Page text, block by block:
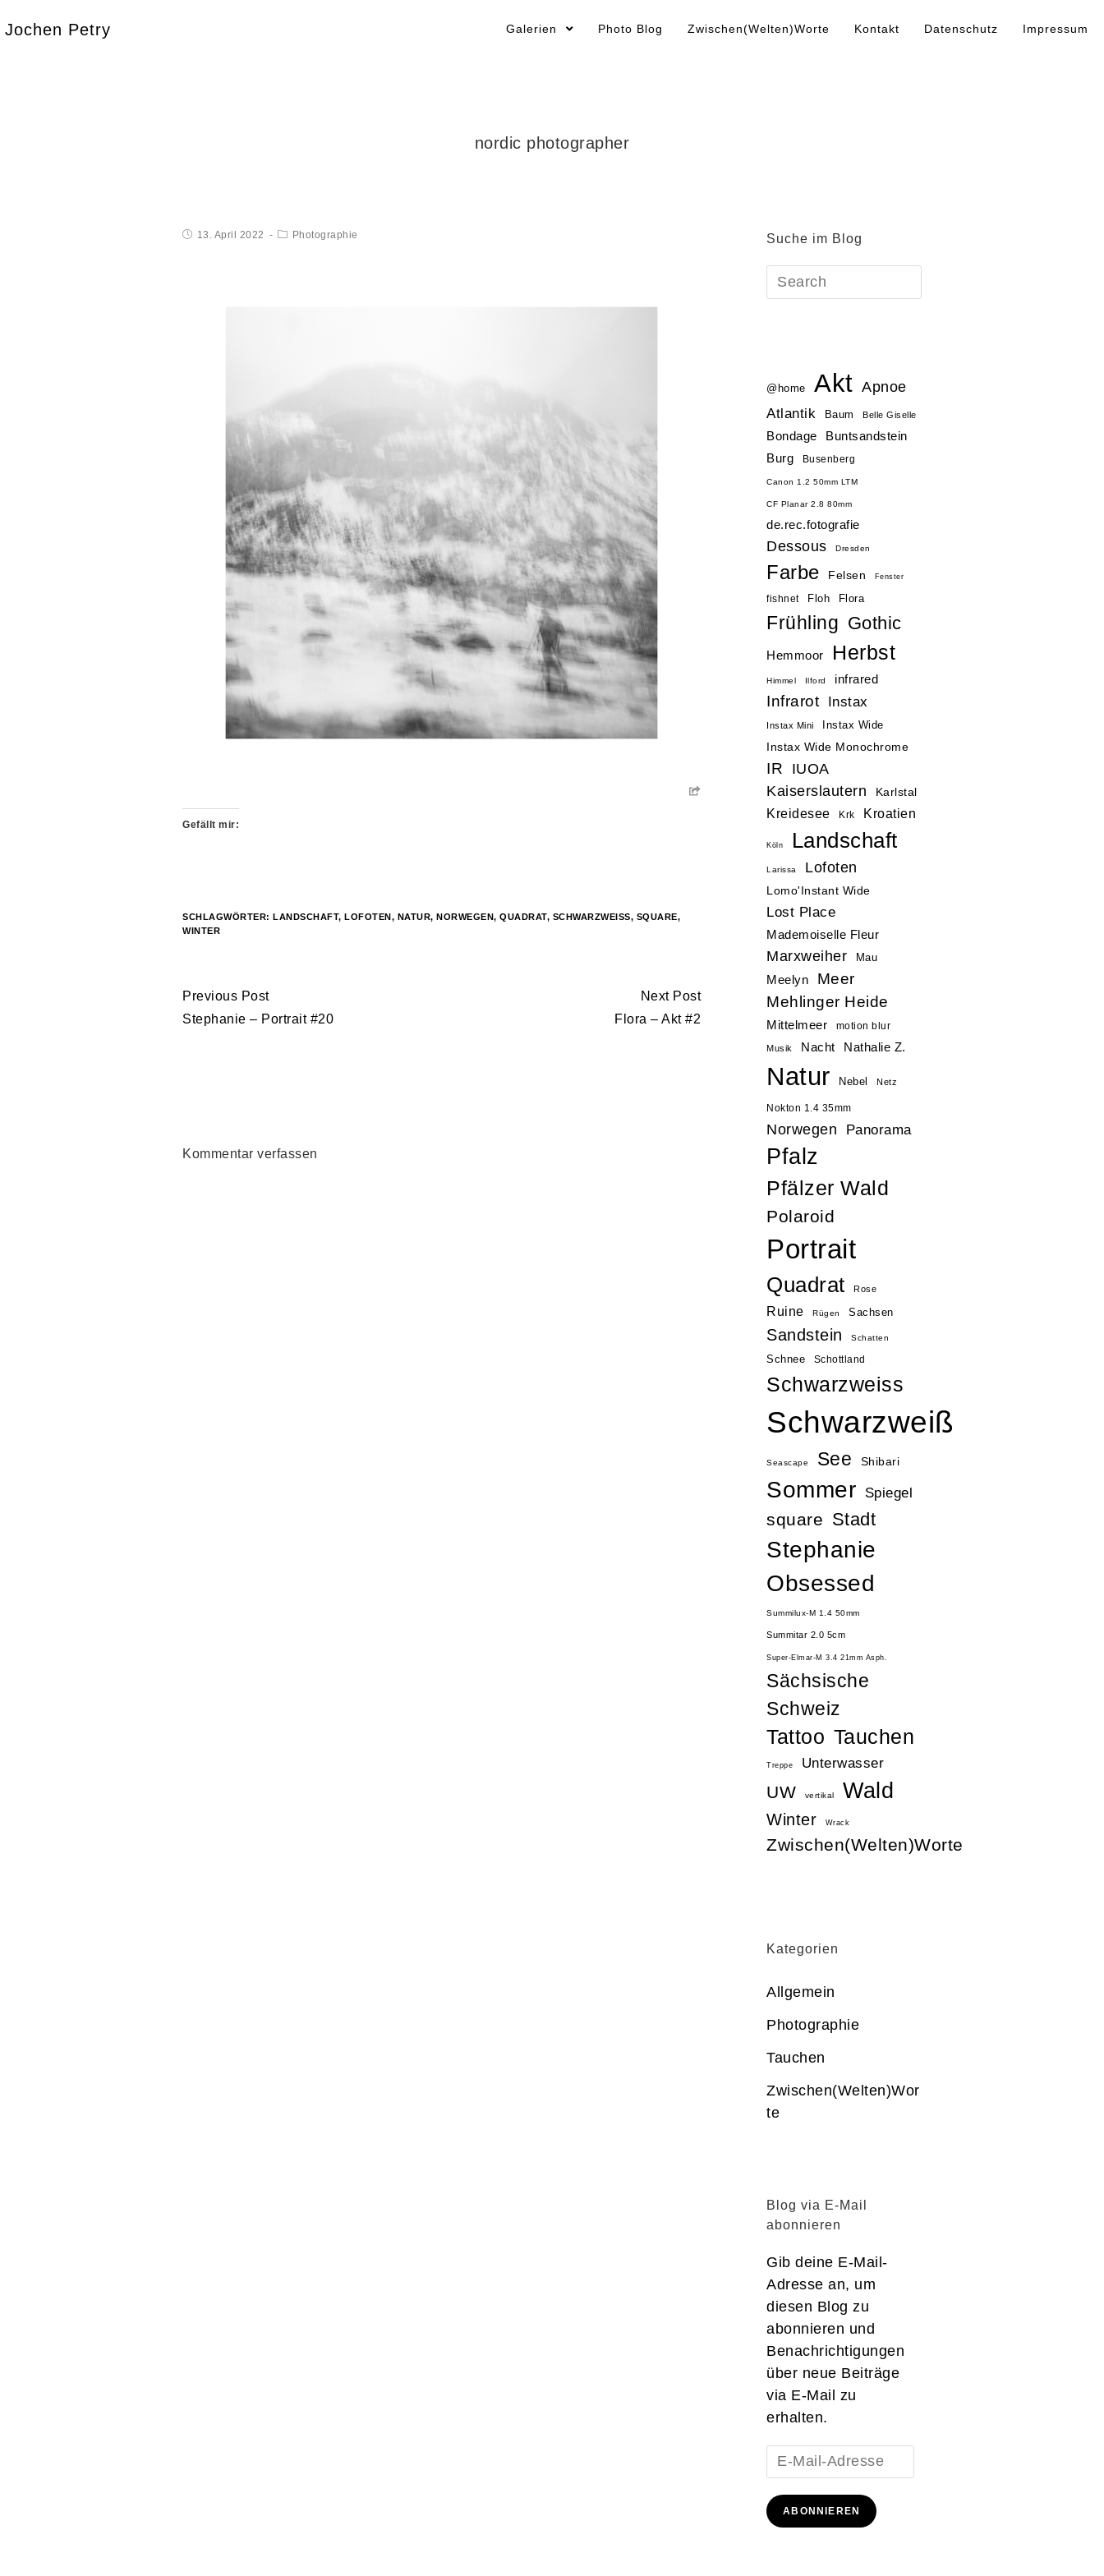
Jochen Petry Galerien Photo Blog Zwischen(Welten)Worte Kontakt Datenschutz Impressum
nordic photographer
13. April 2022 Photographie
Gefällt mir:
SCHLAGWÖRTER: LANDSCHAFT, LOFOTEN, NATUR, NORWEGEN, QUADRAT, SCHWARZWEISS , SQUARE,
WINTER
Continue
Reading
Previous Post
Stephanie – Portrait #20
Next Post
Flora – Akt #2
Kommentar verfassen
Suche im Blog
@home Akt Apnoe
Atlantik Baum Belle Giselle
Bondage Buntsandstein
Burg Busenberg
Canon 1.2 50mm LTM
CF Planar 2.8 80mm
de.rec.fotografie
Dessous Dresden
Farbe Felsen Fenster
fishnet Floh Flora
Frühling Gothic
Hemmoor Herbst
Himmel Ilford infrared
Infrarot Instax
Instax Mini
Instax Wide
Instax Wide Monochrome
IR
IUOA
Kaiserslautern
Karlstal
Kreidesee Krk Kroatien
Köln Landschaft
Larissa Lofoten
Lomo'Instant Wide
Lost Place
Mademoiselle Fleur
Marxweiher Mau
Meelyn
Meer
Mehlinger Heide
Mittelmeer motion blur
Musik Nacht Nathalie Z.
Natur Nebel Netz
Nokton 1.4 35mm
Norwegen Panorama
Pfalz
Pfälzer Wald
Polaroid
Portrait
Quadrat Rose
Ruine Rügen Sachsen
Sandstein Schatten
Schnee Schottland
Schwarzweiss
Schwarzweiß
Seascape See Shibari
Sommer Spiegel
square Stadt
Stephanie
Obsessed
Summilux-M 1.4 50mm
Summitar 2.0 5cm
Super-Elmar-M 3.4 21mm Asph.
Sächsische
Schweiz
Tattoo Tauchen
Treppe Unterwasser
UW vertikal Wald
Winter Wrack
Zwischen(Welten)Worte
Kategorien
Allgemein
Photographie
Tauchen
Zwischen(Welten)Wor
te
Blog via E-Mail
abonnieren
Gib deine E-Mail-
Adresse an, um
diesen Blog zu
abonnieren und
Benachrichtigungen
über neue Beiträge
via E-Mail zu
erhalten.
E-
Mail-
Adresse
ABONNIEREN